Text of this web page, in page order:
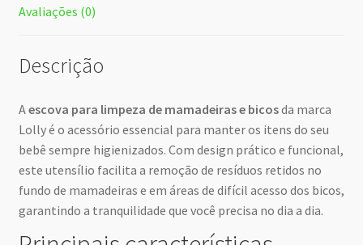
Avaliações (0)
Descrição
Aescova para limpeza de mamadeiras e bicosda marca
Lolly é o acessório essencial para manter os itens do seu
bebê sempre higienizados. Com design prático e funcional,
este utensílio facilita a remoção de resíduos retidos no
fundo de mamadeiras e em áreas de difícil acesso dos bicos,
garantindo a tranquilidade que você precisa no dia a dia.